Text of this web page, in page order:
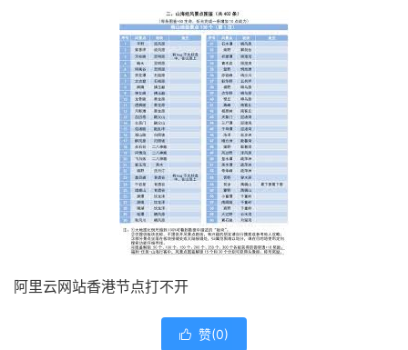
阿里云网站香港节点打不开
 赞(0)